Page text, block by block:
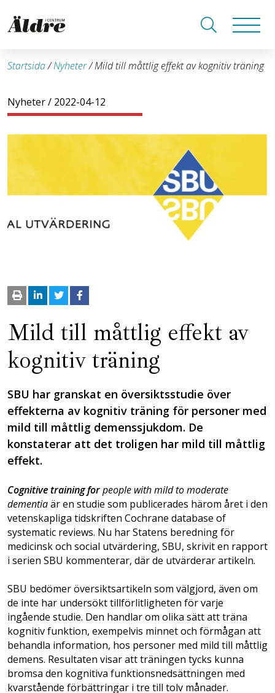
Startsida/Nyheter/Mild till måttlig effekt av kognitiv träning
Nyheter/ 2022-04-12
Mild till måttlig effekt av
kognitiv träning
SBU har granskat en översiktsstudie över
effekterna av kognitiv träning för personer med
mild till måttlig demenssjukdom. De
konstaterar att det troligen har mild till måttlig
effekt.
Cognitive training forpeople with mild to moderate
dementiaär en studie som publicerades härom året i den
vetenskapliga tidskriften Cochrane database of
systematic reviews. Nu har Statens beredning för
medicinsk och social utvärdering, SBU, skrivit en rapport
i serien SBU kommenterar, där de utvärderar artikeln.
SBU bedömer översiktsartikeln som välgjord, även om
de inte har undersökt tillförlitligheten för varje
ingående studie. Den handlar om olika sätt att träna
kognitiv funktion, exempelvis minnet och förmågan att
behandla information, hos personer med mild till måttlig
demens. Resultaten visar att träningen tycks kunna
bromsa den kognitiva funktionsnedsättningen med
kvarstående förbättringar i tre till tolv månader.